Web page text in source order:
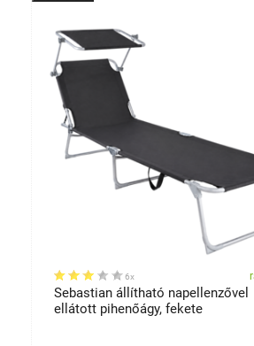
6x
Sebastian állítható napellenzővel
ellátott pihenőágy, fekete